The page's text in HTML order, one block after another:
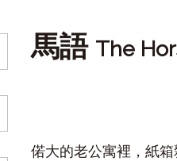
馬語 The
偌大的老公寓裡，紙